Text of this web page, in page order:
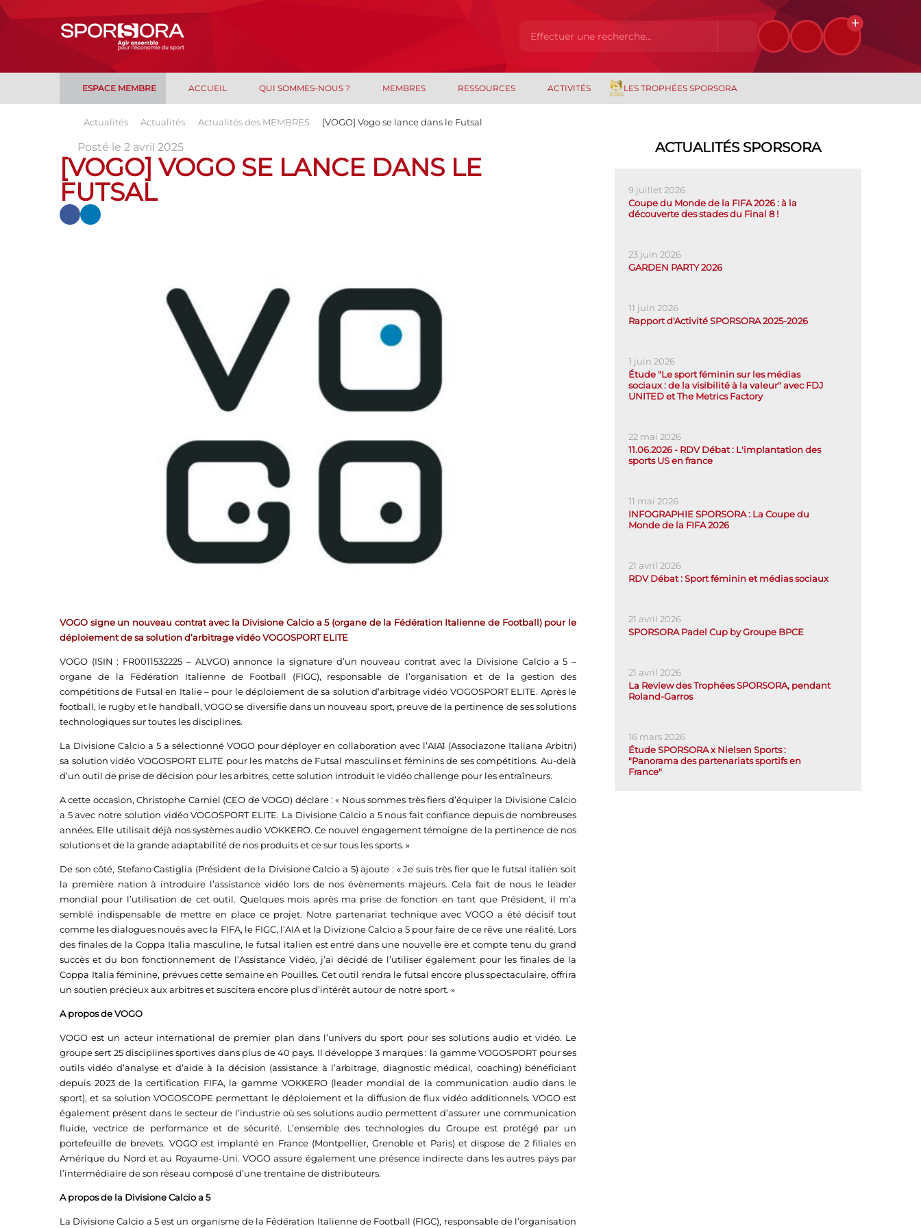
ESPACE MEMBRE ACCUEIL QUI SOMMES-NOUS ? MEMBRES RESSOURCES ACTIVITÉS LES TROPHÉES SPORSORA
Actualités Actualités Actualités des MEMBRES [VOGO] Vogo se lance dans le Futsal
Posté le 2 avril 2025
[VOGO] VOGO SE LANCE DANS LE
FUTSAL
VOGO signe un nouveau contrat avec la Divisione Calcio a 5 (organe de la Fédération Italienne de Football) pour le
déploiement de sa solution d’arbitrage vidéo VOGOSPORT ELITE
VOGO (ISIN : FR0011532225 – ALVGO) annonce la signature d’un nouveau contrat avec la Divisione Calcio a 5 –
organe de la Fédération Italienne de Football (FIGC), responsable de l’organisation et de la gestion des
compétitions de Futsal en Italie – pour le déploiement de sa solution d’arbitrage vidéo VOGOSPORT ELITE. Après le
football, le rugby et le handball, VOGO se diversifie dans un nouveau sport, preuve de la pertinence de ses solutions
technologiques sur toutes les disciplines.
La Divisione Calcio a 5 a sélectionné VOGO pour déployer en collaboration avec l’AIA1 (Associazone Italiana Arbitri)
sa solution vidéo VOGOSPORT ELITE pour les matchs de Futsal masculins et féminins de ses compétitions. Au-delà
d’un outil de prise de décision pour les arbitres, cette solution introduit le vidéo challenge pour les entraîneurs.
A cette occasion, Christophe Carniel (CEO de VOGO) déclare : « Nous sommes très fiers d’équiper la Divisione Calcio
a 5 avec notre solution vidéo VOGOSPORT ELITE. La Divisione Calcio a 5 nous fait confiance depuis de nombreuses
années. Elle utilisait déjà nos systèmes audio VOKKERO. Ce nouvel engagement témoigne de la pertinence de nos
solutions et de la grande adaptabilité de nos produits et ce sur tous les sports. »
De son côté, Stefano Castiglia (Président de la Divisione Calcio a 5) ajoute : « Je suis très fier que le futsal italien soit
la première nation à introduire l’assistance vidéo lors de nos évènements majeurs. Cela fait de nous le leader
mondial pour l’utilisation de cet outil. Quelques mois après ma prise de fonction en tant que Président, il m’a
semblé indispensable de mettre en place ce projet. Notre partenariat technique avec VOGO a été décisif tout
comme les dialogues noués avec la FIFA, le FIGC, l’AIA et la Divizione Calcio a 5 pour faire de ce rêve une réalité. Lors
des finales de la Coppa Italia masculine, le futsal italien est entré dans une nouvelle ère et compte tenu du grand
succès et du bon fonctionnement de l’Assistance Vidéo, j’ai décidé de l’utiliser également pour les finales de la
Coppa Italia féminine, prévues cette semaine en Pouilles. Cet outil rendra le futsal encore plus spectaculaire, offrira
un soutien précieux aux arbitres et suscitera encore plus d’intérêt autour de notre sport. »
A propos de VOGO
VOGO est un acteur international de premier plan dans l’univers du sport pour ses solutions audio et vidéo. Le
groupe sert 25 disciplines sportives dans plus de 40 pays. Il développe 3 marques : la gamme VOGOSPORT pour ses
outils vidéo d’analyse et d’aide à la décision (assistance à l’arbitrage, diagnostic médical, coaching) bénéficiant
depuis 2023 de la certification FIFA, la gamme VOKKERO (leader mondial de la communication audio dans le
sport), et sa solution VOGOSCOPE permettant le déploiement et la diffusion de flux vidéo additionnels. VOGO est
également présent dans le secteur de l’industrie où ses solutions audio permettent d’assurer une communication
fluide, vectrice de performance et de sécurité. L’ensemble des technologies du Groupe est protégé par un
portefeuille de brevets. VOGO est implanté en France (Montpellier, Grenoble et Paris) et dispose de 2 filiales en
Amérique du Nord et au Royaume-Uni. VOGO assure également une présence indirecte dans les autres pays par
l’intermédiaire de son réseau composé d’une trentaine de distributeurs.
A propos de la Divisione Calcio a 5
La Divisione Calcio a 5 est un organisme de la Fédération Italienne de Football (FIGC), responsable de l’organisation
ACTUALITÉS SPORSORA
9 juillet 2026
Coupe du Monde de la FIFA 2026 : à la
découverte des stades du Final 8 !
23 juin 2026
GARDEN PARTY 2026
11 juin 2026
Rapport d'Activité SPORSORA 2025-2026
1 juin 2026
Étude "Le sport féminin sur les médias
sociaux : de la visibilité à la valeur" avec FDJ
UNITED et The Metrics Factory
22 mai 2026
11.06.2026 - RDV Débat : L'implantation des
sports US en france
11 mai 2026
INFOGRAPHIE SPORSORA : La Coupe du
Monde de la FIFA 2026
21 avril 2026
RDV Débat : Sport féminin et médias sociaux
21 avril 2026
SPORSORA Padel Cup by Groupe BPCE
21 avril 2026
La Review des Trophées SPORSORA, pendant
Roland-Garros
16 mars 2026
Étude SPORSORA x Nielsen Sports :
"Panorama des partenariats sportifs en
France"